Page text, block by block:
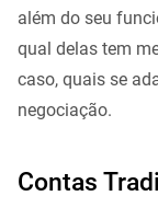
além do seu
qual delas tem
caso, quais se
negociação.
Contas